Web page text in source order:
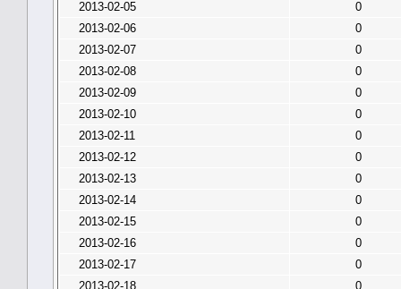
2013-02-05
0
2013-02-06
0
2013-02-07
0
2013-02-08
0
2013-02-09
0
2013-02-10
0
2013-02-11
0
2013-02-12
0
2013-02-13
0
2013-02-14
0
2013-02-15
0
2013-02-16
0
2013-02-17
0
2013-02-18
0